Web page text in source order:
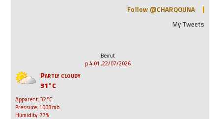
Follow @CHARQOUNA
My Tweets
Beirut
22/07/2026, 4:01 م
Partly cloudy
31°C
Apparent: 32°C
Pressure: 1008 mb
Humidity: 77%